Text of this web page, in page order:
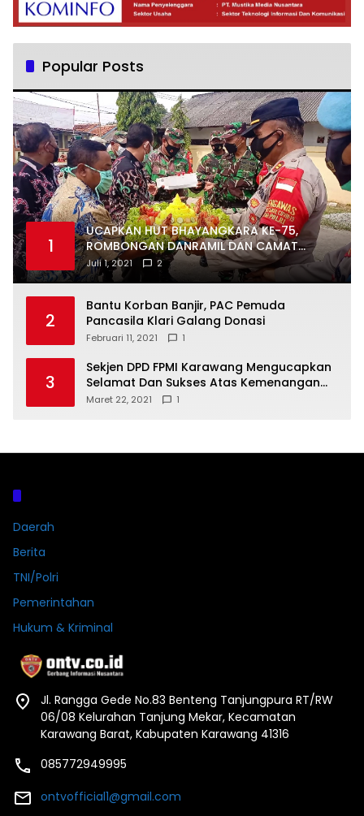
Popular Posts
1
UCAPKAN HUT BHAYANGKARA KE-75,
ROMBONGAN DANRAMIL DAN CAMAT
DATANGI MAPOLSEK MUARAGEMBONG
Juli 1, 2021 2
2
Bantu Korban Banjir, PAC Pemuda
Pancasila Klari Galang Donasi
Februari 11, 2021 1
3
Sekjen DPD FPMI Karawang Mengucapkan
Selamat Dan Sukses Atas Kemenangan
Calon Kades Dayeuhluhur H.Sapin
Maret 22, 2021 1
Daerah
Berita
TNI/Polri
Pemerintahan
Hukum & Kriminal
Jl. Rangga Gede No.83 Benteng Tanjungpura RT/RW
06/08 Kelurahan Tanjung Mekar, Kecamatan
Karawang Barat, Kabupaten Karawang 41316
085772949995
ontvofficial1@gmail.com